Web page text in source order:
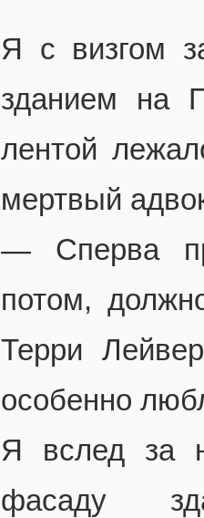
Я с визгом
зданием на
лентой
мертвый
— Сперва
потом,
Терри
особенно
Я вслед за
фасаду